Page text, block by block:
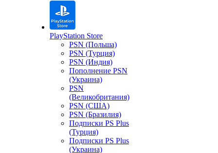
PlayStation Store
PSN (Польша)
PSN (Турция)
PSN (Индия)
Пополнение PSN
(Украина)
PSN
(Великобритания)
PSN (США)
PSN (Бразилия)
Подписки PS Plus
(Турция)
Подписки PS Plus
(Украина)